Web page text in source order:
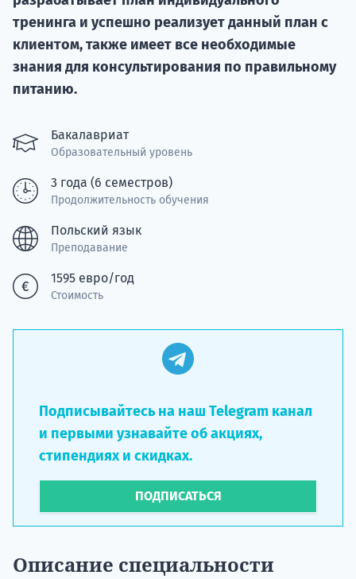
тренинга и успешно реализует данный план с
клиентом, также имеет все необходимые
знания для консультирования по правильному
питанию.
Бакалавриат
Образовательный уровень
3 года (6 семестров)
Продолжительность обучения
Польский язык
Преподавание
1595 евро/год
Стоимость
Подписывайтесь на наш Telegram канал
и первыми узнавайте об акциях,
стипендиях и скидках.
ПОДПИСАТЬСЯ
Описание специальности